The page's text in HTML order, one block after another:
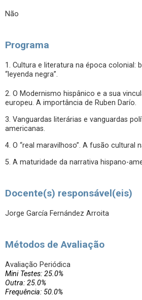
Não
Programa
1. Cultura e literatura na época colonial:
“leyenda negra”.
2. O Modernismo hispânico e a sua
europeu. A importância de Ruben Darío.
3. Vanguardas literárias e vanguardas
americanas.
4. O “real maravilhoso”. A fusão cultural
5. A maturidade da narrativa hispano-
Docente(s) responsável(eis)
Jorge García Fernández Arroita
Métodos de Avaliação
Avaliação Periódica
Mini Testes: 25.0%
Outra: 25.0%
Frequência: 50.0%